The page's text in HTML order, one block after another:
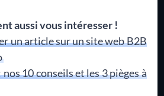
aussi vous intéresser !
un article sur un site web B2B
10 conseils et les 3 pièges à